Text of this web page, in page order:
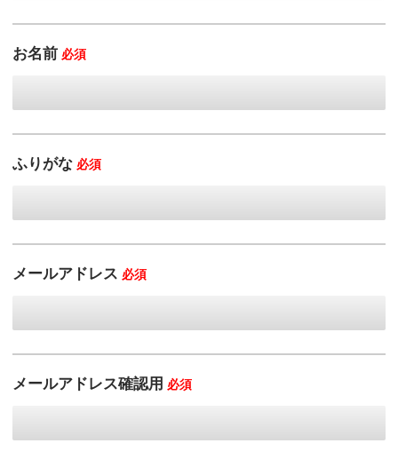
お名前 必須
ふりがな 必須
メールアドレス 必須
メールアドレス確認用 必須